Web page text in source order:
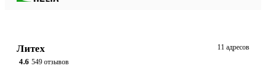
Литех
4.6 549 отзывов
11 адресов